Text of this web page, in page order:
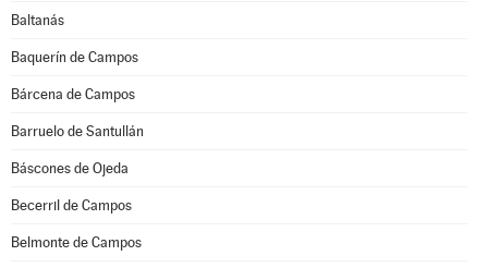
Baltanás
Baquerín de Campos
Bárcena de Campos
Barruelo de Santullán
Báscones de Ojeda
Becerril de Campos
Belmonte de Campos